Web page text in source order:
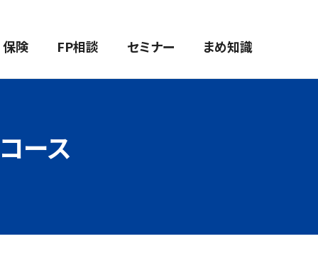
保険 FP相談 セミナー まめ知識
ース